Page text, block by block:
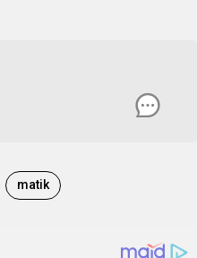
matik